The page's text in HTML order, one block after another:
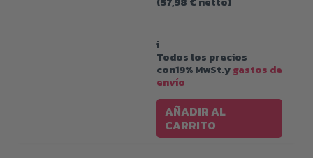
i
Todos los precios
con19% MwSt.ygastos de
envío
AÑADIR AL
CARRITO